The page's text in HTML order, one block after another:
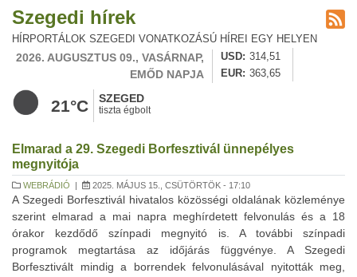
Szegedi hírek
HÍRPORTÁLOK SZEGEDI VONATKOZÁSÚ HÍREI EGY HELYEN
2026. AUGUSZTUS 09., VASÁRNAP,
EMŐD NAPJA
USD
314,51
EUR
363,65
21°C SZEGED
tiszta égbolt
Elmarad a 29. Szegedi Borfesztivál ünnepélyes
megnyitója
WEBRÁDIÓ | 2025. MÁJUS 15., CSÜTÖRTÖK - 17:10
A Szegedi Borfesztivál hivatalos közösségi oldalának közleménye
szerint elmarad a mai napra meghírdetett felvonulás és a 18
órakor kezdődő színpadi megnyitó is. A további színpadi
programok megtartása az időjárás függvénye. A Szegedi
Borfesztivált mindig a borrendek felvonulásával nyitották meg,